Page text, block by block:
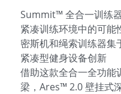
Summit™ 全合一训练
紧凑训练环境中的可
密斯机和绳索训练器集
紧凑型健身设备创新
借助这款全合一全功
梁，Ares™ 2.0 壁挂式